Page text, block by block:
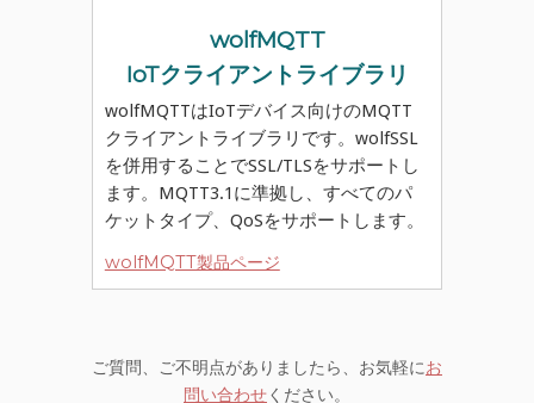
wolfMQTT
IoTクライアントライブラリ
wolfMQTTはIoTデバイス向けのMQTT
クライアントライブラリです。wolfSSL
を併用することでSSL/TLSをサポートし
ます。MQTT3.1に準拠し、すべてのパ
ケットタイプ、QoSをサポートします。
wolfMQTT製品ページ
ご質問、ご不明点がありましたら、お気軽にお
問い合わせください。